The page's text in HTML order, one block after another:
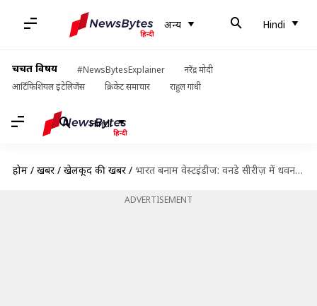
अन्य Hindi
चर्चित विषय #NewsBytesExplainer
नरेंद्र मोदी
आर्टिफिशियल इंटेलिजेंस
क्रिकेट समाचार राहुल गांधी
Hindi
होम / खबरें / खेलकूद की खबरें / भारत बनाम वेस्टइंडीज: वनडे सीरीज़ में धवन की जगह टीम में आ सकते हैं मयंक अग्रवाल
ADVERTISEMENT